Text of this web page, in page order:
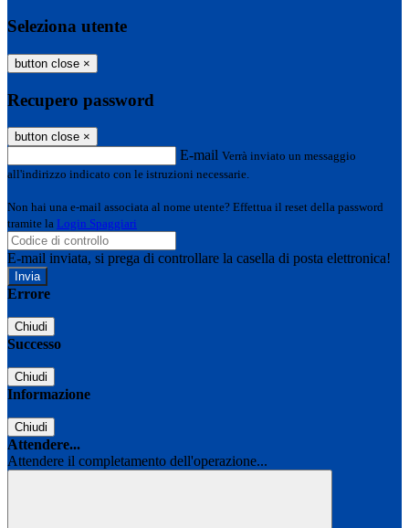
Seleziona utente
button close ×
Recupero password
button close ×
E-mail Verrà inviato un messaggio
all'indirizzo indicato con le istruzioni necessarie.
Non hai una e-mail associata al nome utente? Effettua il reset della password
tramite la Login Spaggiari
E-mail inviata, si prega di controllare la casella di posta elettronica!
Errore
Chiudi
Successo
Chiudi
Informazione
Chiudi
Attendere...
Attendere il completamento dell'operazione...